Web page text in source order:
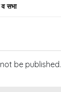
व सभा
be published.